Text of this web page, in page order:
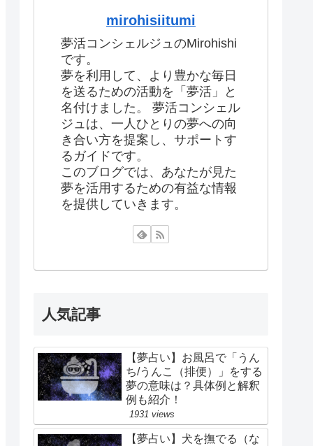
mirohisiitumi
夢活コンシェルジュのMirohishi
です。
夢を利用して、より豊かな毎日
を送るための活動を「夢活」と
名付けました。 夢活コンシェル
ジュは、一人ひとりの夢への向
き合い方を提案し、サポートす
るガイドです。
このブログでは、あなたが見た
夢を活用するための有益な情報
を提供していきます。
人気記事
【夢占い】お風呂で「うん
ち/うんこ（排便）」をする
夢の意味は？具体例と解釈
例も紹介！
1931 views
【夢占い】犬を撫でる（な